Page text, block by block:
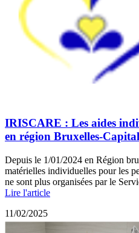
IRISCARE : Les aides
en région Bruxelles-
Depuis le 1/01/2024 en Région
matérielles individuelles pour les
ne sont plus organisées par le
Lire l'article
11/02/2025